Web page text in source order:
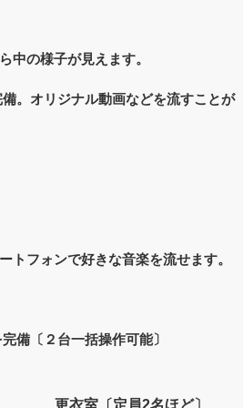
中の様子が見えます。
。オリジナル動画などを流すことが
トフォンで好きな音楽を流せます。
備〔２台一括操作可能〕